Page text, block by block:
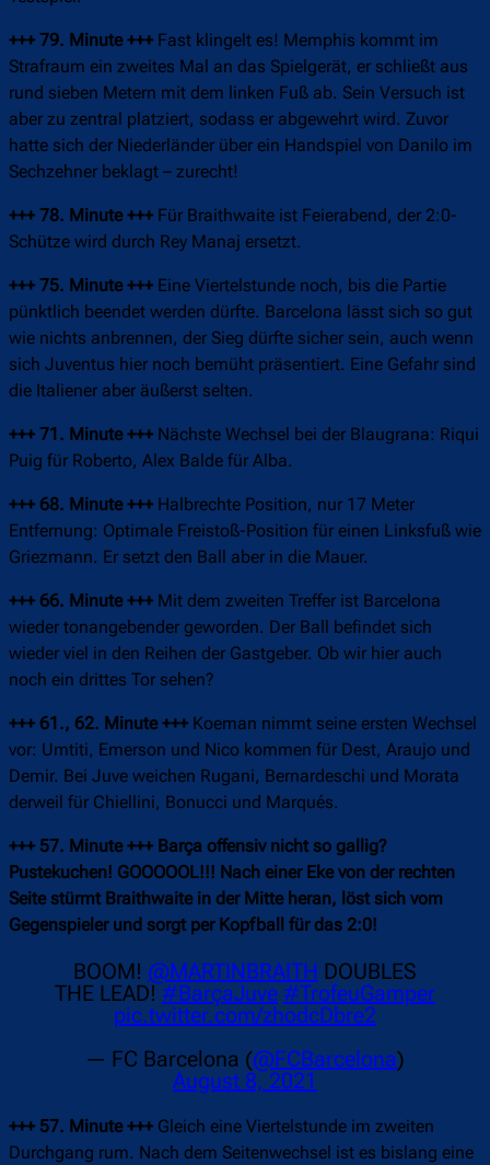
+++ 79. Minute +++ Fast klingelt es! Memphis kommt im
Strafraum ein zweites Mal an das Spielgerät, er schließt aus
rund sieben Metern mit dem linken Fuß ab. Sein Versuch ist
aber zu zentral platziert, sodass er abgewehrt wird. Zuvor
hatte sich der Niederländer über ein Handspiel von Danilo im
Sechzehner beklagt – zurecht!
+++ 78. Minute +++ Für Braithwaite ist Feierabend, der 2:0-
Schütze wird durch Rey Manaj ersetzt.
+++ 75. Minute +++ Eine Viertelstunde noch, bis die Partie
pünktlich beendet werden dürfte. Barcelona lässt sich so gut
wie nichts anbrennen, der Sieg dürfte sicher sein, auch wenn
sich Juventus hier noch bemüht präsentiert. Eine Gefahr sind
die Italiener aber äußerst selten.
+++ 71. Minute +++ Nächste Wechsel bei der Blaugrana: Riqui
Puig für Roberto, Alex Balde für Alba.
+++ 68. Minute +++ Halbrechte Position, nur 17 Meter
Entfernung: Optimale Freistoß-Position für einen Linksfuß wie
Griezmann. Er setzt den Ball aber in die Mauer.
+++ 66. Minute +++ Mit dem zweiten Treffer ist Barcelona
wieder tonangebender geworden. Der Ball befindet sich
wieder viel in den Reihen der Gastgeber. Ob wir hier auch
noch ein drittes Tor sehen?
+++ 61., 62. Minute +++ Koeman nimmt seine ersten Wechsel
vor: Umtiti, Emerson und Nico kommen für Dest, Araujo und
Demir. Bei Juve weichen Rugani, Bernardeschi und Morata
derweil für Chiellini, Bonucci und Marqués.
+++ 57. Minute +++ Barça offensiv nicht so gallig?
Pustekuchen! GOOOOOL!!! Nach einer Eke von der rechten
Seite stürmt Braithwaite in der Mitte heran, löst sich vom
Gegenspieler und sorgt per Kopfball für das 2:0!
BOOM! @MARTINBRAITH DOUBLES
THE LEAD!#BarçaJuve #TrofeuGamper
pic.twitter.com/zhodcDbre2
— FC Barcelona (@FCBarcelona)
August 8, 2021
+++ 57. Minute +++ Gleich eine Viertelstunde im zweiten
Durchgang rum. Nach dem Seitenwechsel ist es bislang eine